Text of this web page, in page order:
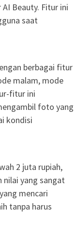
Beauty. Fitur ini
saat
berbagai fitur
malam, mode
fitur ini
foto yang
kondisi
2 juta rupiah,
nilai yang sangat
mencari
tanpa harus